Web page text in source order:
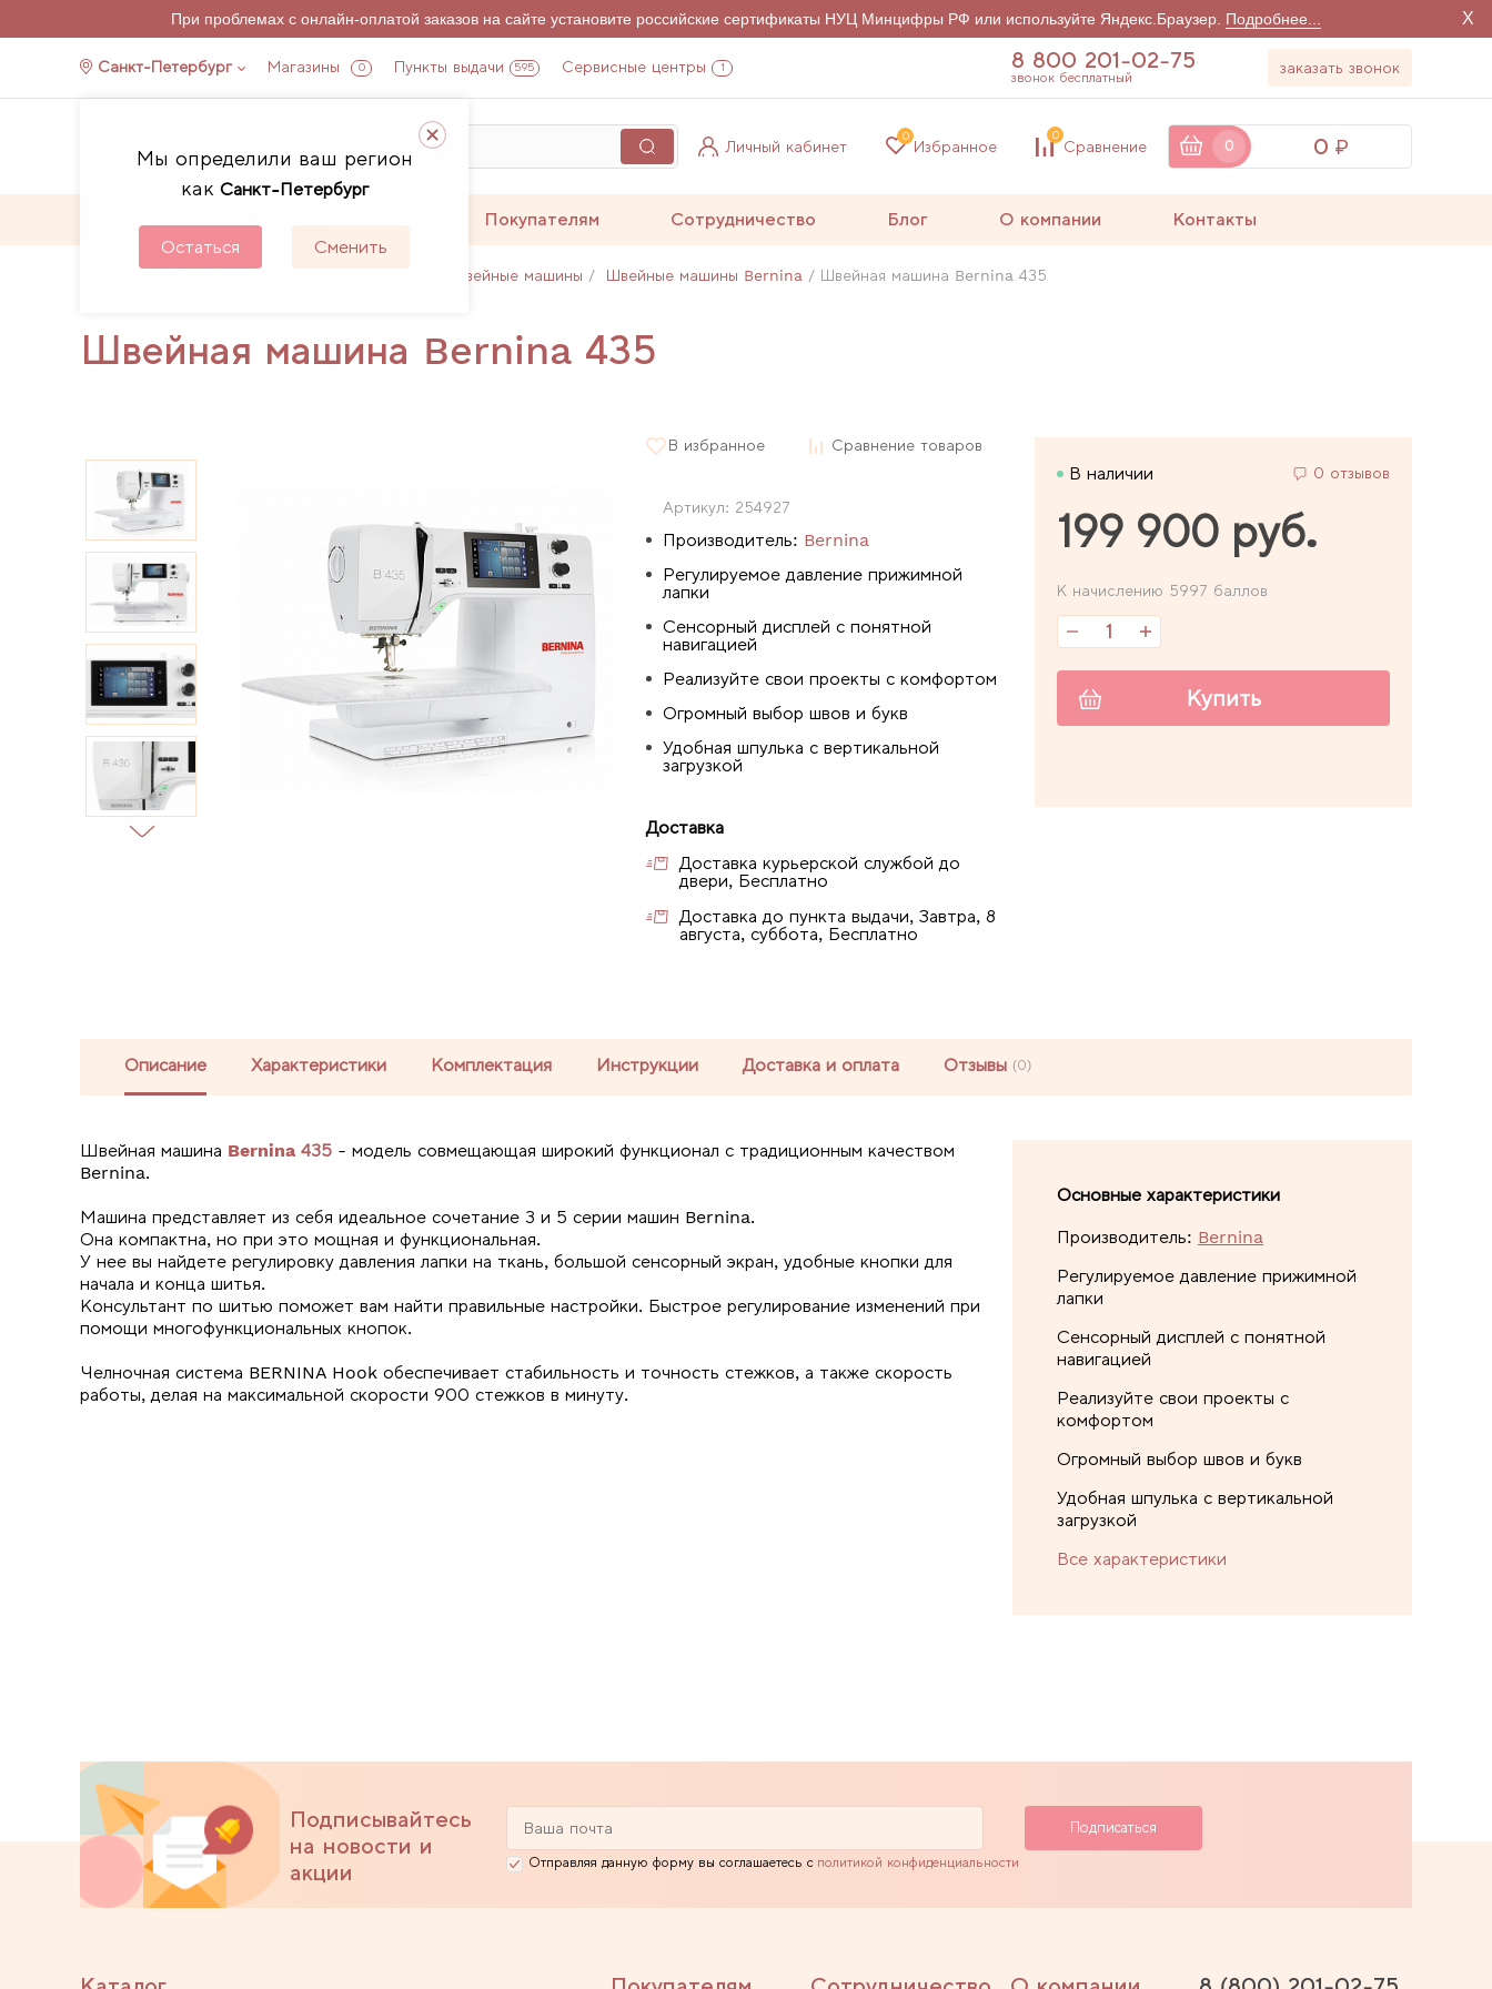
При проблемах с онлайн-оплатой заказов на сайте установите российские сертификаты НУЦ Минцифры РФ или используйте Яндекс.Браузер. Подробнее... X
Санкт-Петербург Магазины 0 Пункты выдачи 595 Сервисные центры 1
Мы определили ваш регион
как Санкт-Петербург
Остаться Сменить
8 800 201-02-75
звонок бесплатный
заказать звонок
Личный кабинет Избранное
0
Сравнение
0
0 0
Покупателям Сотрудничество Блог О компании Контакты
Каталог Швейное оборудование Швейные машины Швейные машины Bernina Швейная машина Bernina 435
Швейная машина Bernina 435
В избранное Сравнение товаров
Артикул: 254927
Производитель: Bernina
Регулируемое давление прижимной
лапки
Сенсорный дисплей с понятной
навигацией
Реализуйте свои проекты с комфортом
Огромный выбор швов и букв
Удобная шпулька с вертикальной
загрузкой
Доставка
Доставка курьерской службой до
двери, Бесплатно
Доставка до пункта выдачи, Завтра, 8
августа, суббота, Бесплатно
В наличии 0 отзывов
199 900 руб.
К начислению 5997 баллов
Купить
Описание Характеристики Комплектация Инструкции Доставка и оплата Отзывы (0)
Швейная машина Bernina 435 - модель совмещающая широкий функционал с традиционным качеством
Bernina.
Машина представляет из себя идеальное сочетание 3 и 5 серии машин Bernina.
Она компактна, но при это мощная и функциональная.
У нее вы найдете регулировку давления лапки на ткань, большой сенсорный экран, удобные кнопки для
начала и конца шитья.
Консультант по шитью поможет вам найти правильные настройки. Быстрое регулирование изменений при
помощи многофункциональных кнопок.
Челночная система BERNINA Hook обеспечивает стабильность и точность стежков, а также скорость
работы, делая на максимальной скорости 900 стежков в минуту.
Основные характеристики
Производитель: Bernina
Регулируемое давление прижимной
лапки
Сенсорный дисплей с понятной
навигацией
Реализуйте свои проекты с
комфортом
Огромный выбор швов и букв
Удобная шпулька с вертикальной
загрузкой
Все характеристики
Подписывайтесь
на новости и
акции
Отправляя данную форму вы соглашаетесь с политикой конфиденциальности